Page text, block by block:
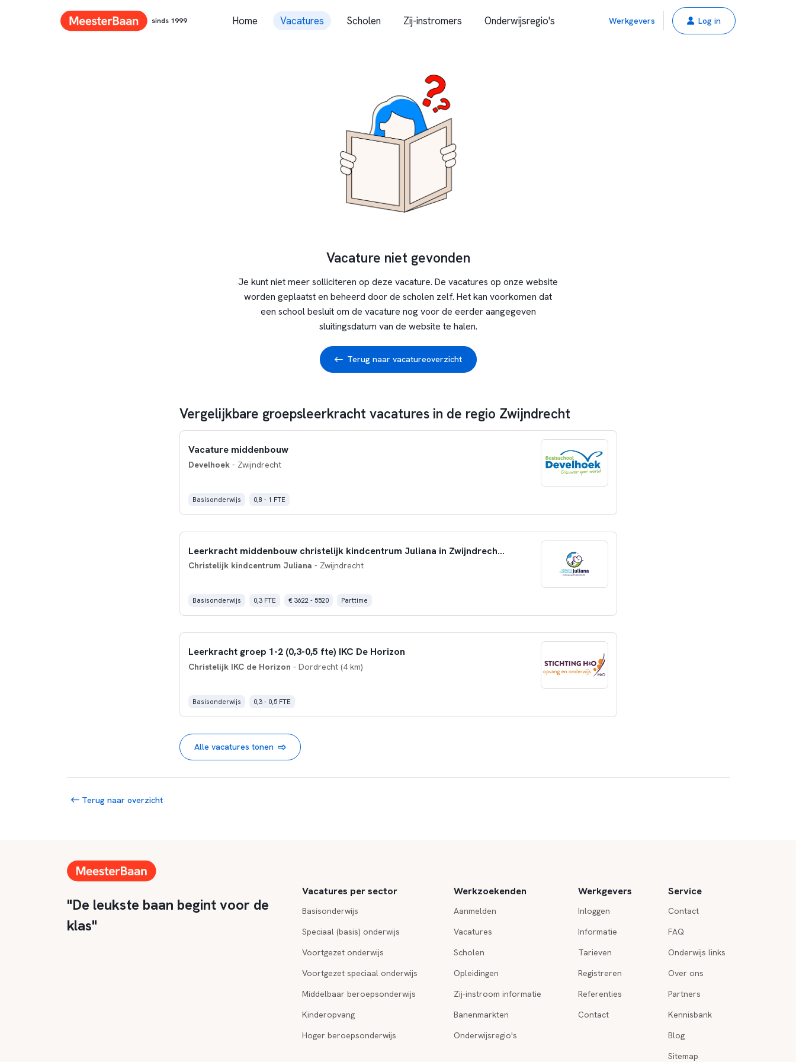
sinds 1999 Home Vacatures Scholen Zij-instromers Onderwijsregio's Werkgevers Log in
Vacature niet gevonden
Je kunt niet meer solliciteren op deze vacature. De vacatures op onze website
worden geplaatst en beheerd door de scholen zelf. Het kan voorkomen dat
een school besluit om de vacature nog voor de eerder aangegeven
sluitingsdatum van de website te halen.
Terug naar vacatureoverzicht
Vergelijkbare groepsleerkracht vacatures in de regio Zwijndrecht
Vacature middenbouw
Develhoek - Zwijndrecht
Basisonderwijs 0,8 - 1 FTE
Leerkracht middenbouw christelijk kindcentrum Juliana in Zwijndrecht (0,3 fte)
Christelijk kindcentrum Juliana - Zwijndrecht
Basisonderwijs 0,3 FTE € 3622 - 5520 Parttime
Leerkracht groep 1-2 (0,3-0,5 fte) IKC De Horizon
Christelijk IKC de Horizon - Dordrecht (4 km)
Basisonderwijs 0,3 - 0,5 FTE
Alle vacatures tonen
Terug naar overzicht
"De leukste baan begint voor de
klas"
Vacatures per sector
Basisonderwijs
Speciaal (basis) onderwijs
Voortgezet onderwijs
Voortgezet speciaal onderwijs
Middelbaar beroepsonderwijs
Kinderopvang
Hoger beroepsonderwijs
Werkzoekenden
Aanmelden
Vacatures
Scholen
Opleidingen
Zij-instroom informatie
Banenmarkten
Onderwijsregio's
Werkgevers
Inloggen
Informatie
Tarieven
Registreren
Referenties
Contact
Service
Contact
FAQ
Onderwijs links
Over ons
Partners
Kennisbank
Blog
Sitemap